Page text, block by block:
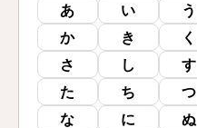
あ い う
か
き く
さ
し す
た
ち つ
な
に ぬ